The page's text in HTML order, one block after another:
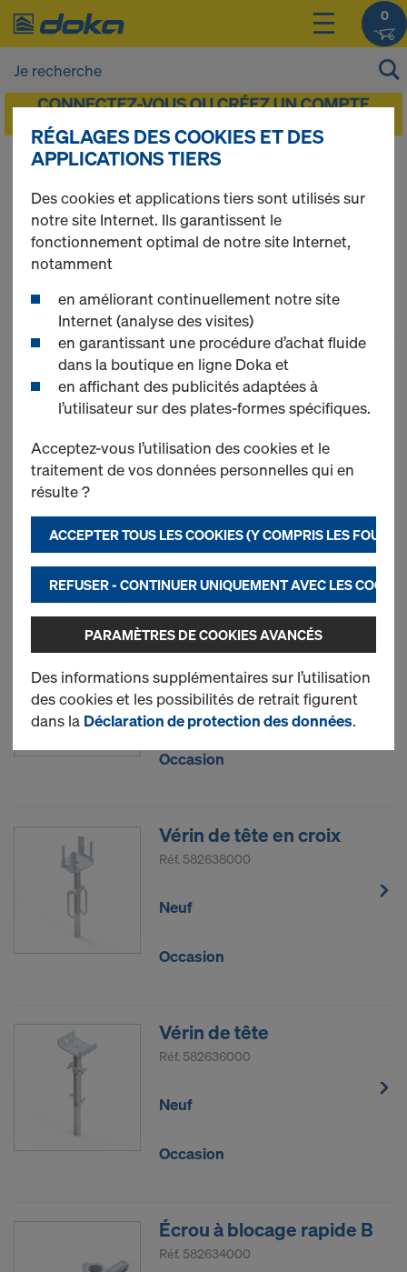
0
Vous pouvez afficher les prix de vos produits
Staxo 100
35 produits trouvés 1
Le plus recherché
Cadre Staxo 100
Neuf
Occasion
Croisillon diagonal
Neuf
Occasion
Vérin de tête en croix
Réf. 582638000
Neuf
Occasion
Vérin de tête
Réf. 582636000
Neuf
Occasion
Écrou à blocage rapide B
Réf. 582634000
RÉGLAGES DES COOKIES ET DES
APPLICATIONS TIERS
Des cookies et applications tiers sont utilisés sur
notre site Internet. Ils garantissent le
fonctionnement optimal de notre site Internet,
notamment
en améliorant continuellement notre site
Internet (analyse des visites)
en garantissant une procédure d’achat fluide
dans la boutique en ligne Doka et
en affichant des publicités adaptées à
l’utilisateur sur des plates-formes spécifiques.
Acceptez-vous l’utilisation des cookies et le
traitement de vos données personnelles qui en
résulte ?
ACCEPTER TOUS LES COOKIES (Y COMPRIS LES
REFUSER - CONTINUER UNIQUEMENT AVEC LES
PARAMÈTRES DE COOKIES AVANCÉS
Des informations supplémentaires sur l’utilisation
des cookies et les possibilités de retrait figurent
dans la Déclaration de protection des données.